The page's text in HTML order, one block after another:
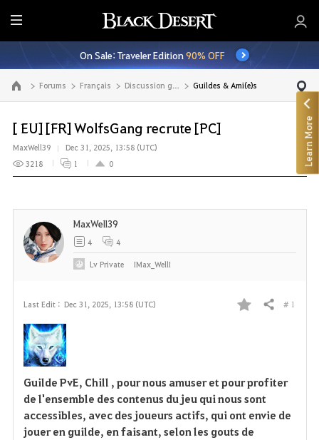
E
n
t
i
r
M
e
n
u
On Sale: Traveler Edition90% OFF
Go to the main page Forums Français Discussion générale Guildes & Ami(e)s
[ EU] [FR] WolfsGang recrute [PC]
MaxWell39
Dec 31, 2025, 13:58 (UTC)
3218
1 0
Last Edit : Dec 31, 2025, 13:58 (UTC)
F
o
r
Share # 1
Guilde PvE, Chill , pour nous amuser et pour profiter
de l'ensemble des contenus du jeu qui nous sont
accessibles, avec des joueurs actifs, qui ont envie de
jouer en guilde, en faisant, selon les gouts de
MaxWell39
4 4
LvPrivate IMax_WellI
Learn More